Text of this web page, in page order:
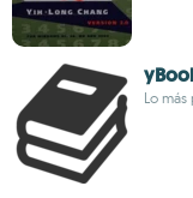
Lo